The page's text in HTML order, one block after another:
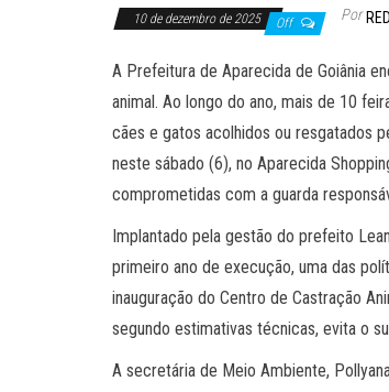
10 de dezembro de 2025 Off Por
A Prefeitura de Aparecida de Goiânia
animal. Ao longo do ano, mais de 10
cães e gatos acolhidos ou resgatados
neste sábado (6), no Aparecida
comprometidas com a guarda
Implantado pela gestão do prefeito
primeiro ano de execução, uma das
inauguração do Centro de Castração
segundo estimativas técnicas, evita o
A secretária de Meio Ambiente,